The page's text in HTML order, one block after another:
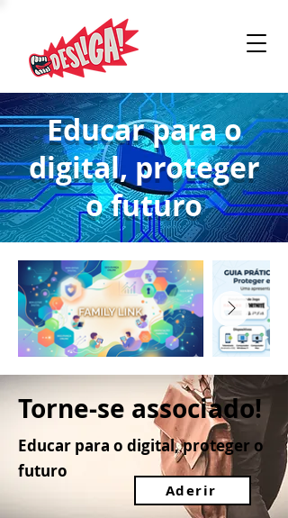
Educar para o
digital, proteger
o futuro
Torne-se associado!
Educar para o digital, proteger o
futuro
Aderir